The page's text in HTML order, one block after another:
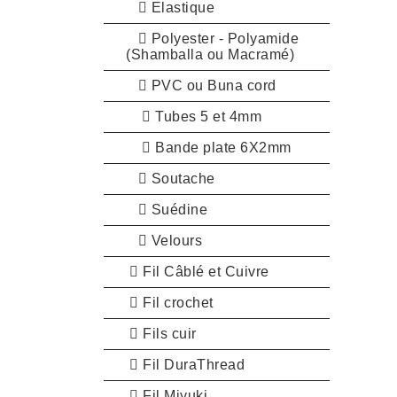
Elastique
Polyester - Polyamide
(Shamballa ou Macramé)
PVC ou Buna cord
Tubes 5 et 4mm
Bande plate 6X2mm
Soutache
Suédine
Velours
Fil Câblé et Cuivre
Fil crochet
Fils cuir
Fil DuraThread